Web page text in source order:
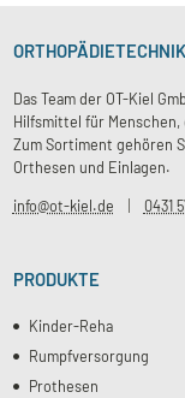
Das Team der OT-Kiel
Hilfsmittel für
Zum Sortiment gehören
Orthesen und Einlagen.
info@ot-kiel.de
0431
PRODUKTE
Kinder-Reha
Rumpfversorgung
Prothesen